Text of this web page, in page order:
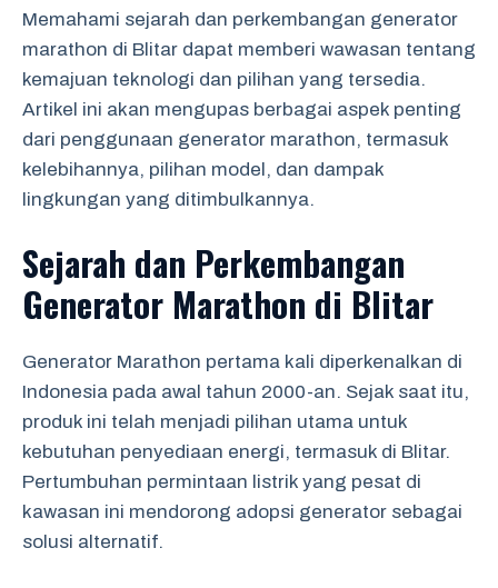
Memahami sejarah dan perkembangan generator
marathon di Blitar dapat memberi wawasan tentang
kemajuan teknologi dan pilihan yang tersedia.
Artikel ini akan mengupas berbagai aspek penting
dari penggunaan generator marathon, termasuk
kelebihannya, pilihan model, dan dampak
lingkungan yang ditimbulkannya.
Sejarah dan Perkembangan
Generator Marathon di Blitar
Generator Marathon pertama kali diperkenalkan di
Indonesia pada awal tahun 2000-an. Sejak saat itu,
produk ini telah menjadi pilihan utama untuk
kebutuhan penyediaan energi, termasuk di Blitar.
Pertumbuhan permintaan listrik yang pesat di
kawasan ini mendorong adopsi generator sebagai
solusi alternatif.